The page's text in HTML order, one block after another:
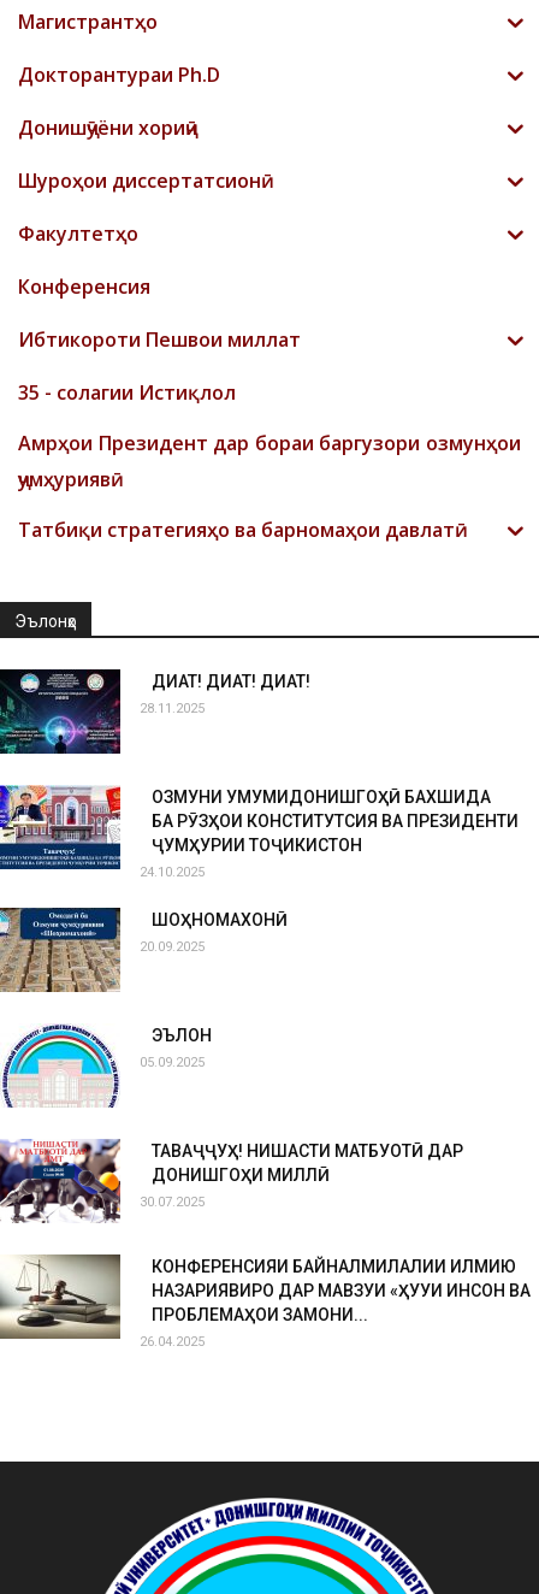
Магистрантҳо
Докторантураи Ph.D
Донишҷӯёни хориҷӣ
Шyроҳои диссертатсионӣ
Факултетҳо
Конференсия
Ибтикороти Пешвои миллат
35 - солагии Истиқлол
Амрҳои Президент дар бораи баргузори озмунҳои
ҷумҳуриявӣ
Татбиқи стратегияҳо ва барномаҳои давлатӣ
Эълонҳо
ДИҚҚАТ! ДИҚҚАТ! ДИҚҚАТ!
28.11.2025
ОЗМУНИ УМУМИДОНИШГОҲӢ БАХШИДА
БА РӮЗҲОИ КОНСТИТУТСИЯ ВА ПРЕЗИДЕНТИ
ҶУМҲУРИИ ТОҶИКИСТОН
24.10.2025
ШОҲНОМАХОНӢ
20.09.2025
ЭЪЛОН
05.09.2025
ТАВАҶҶУҲ! НИШАСТИ МАТБУОТӢ ДАР
ДОНИШГОҲИ МИЛЛӢ
30.07.2025
КОНФЕРЕНСИЯИ БАЙНАЛМИЛАЛИИ ИЛМИЮ
НАЗАРИЯВИРО ДАР МАВЗУИ «ҲУҚУҚИ ИНСОН ВА
ПРОБЛЕМАҲОИ ЗАМОНИ...
26.04.2025